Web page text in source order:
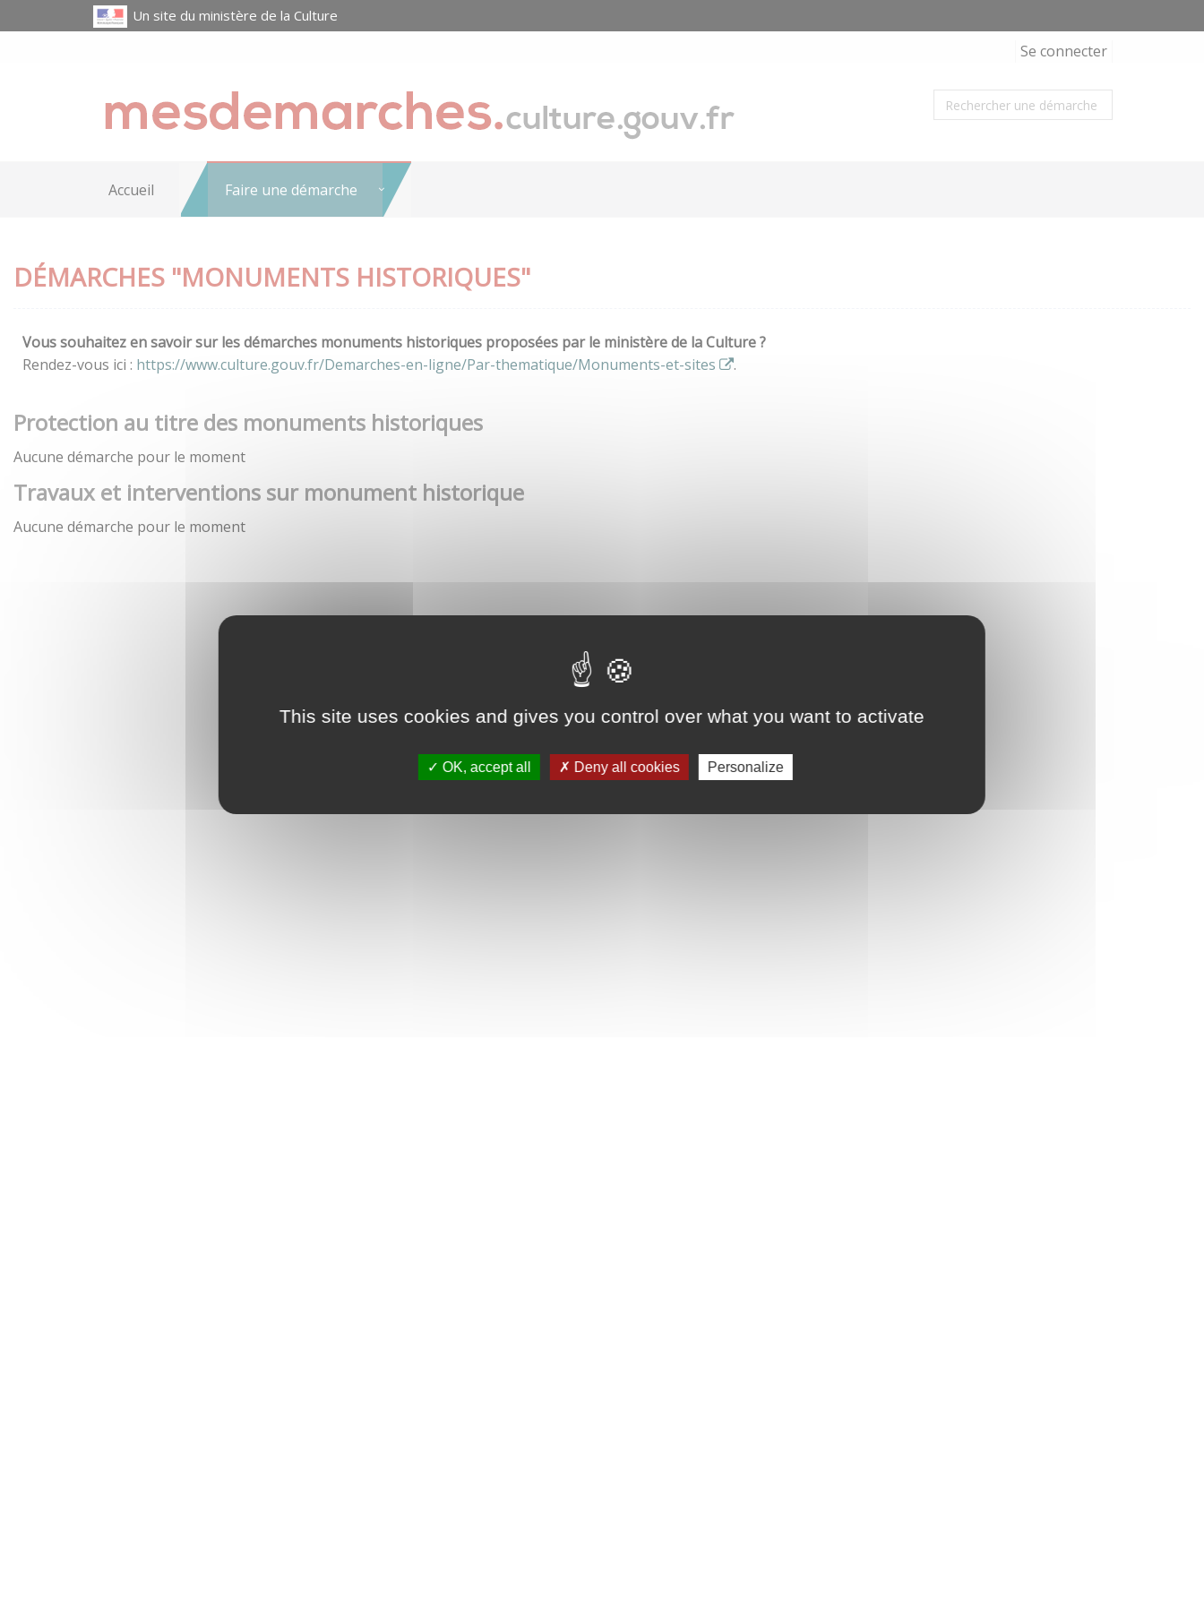
This site uses cookies and gives you control over what you want to activate
OK, accept all Deny all cookies Personalize
Un site du ministère de la Culture
Se connecter
Accueil Faire une démarche
DÉMARCHES "MONUMENTS HISTORIQUES"
Vous souhaitez en savoir sur les démarches monuments historiques proposées par le ministère de la Culture ?
Rendez-vous ici : https://www.culture.gouv.fr/Demarches-en-ligne/Par-thematique/Monuments-et-sites .
Protection au titre des monuments historiques
Aucune démarche pour le moment
Travaux et interventions sur monument historique
Aucune démarche pour le moment